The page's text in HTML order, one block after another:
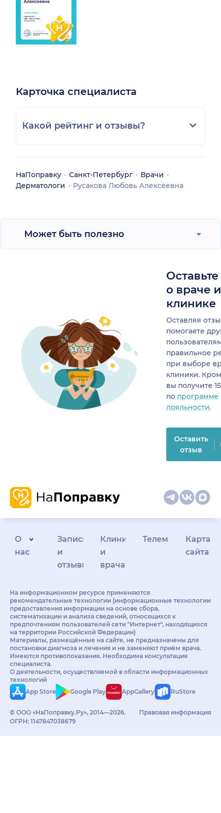
Карточка специалиста
Какой рейтинг и отзывы?
НаПоправку Санкт-Петербург
Врачи
Дерматологи
Русакова Любовь Алексеевна
Может быть полезно
о враче
клинике
Оставляя
помогаете
правильное
при выборе
клиники.
вы получите
по программе
лояльности.
Оставить
отзыв
О
нас
Запись
и
отзывы
Клиникам
и
врачам
Телемедицина
Карта
сайта
На информационном ресурсе применяются
рекомендательные технологии (информационные технологии
предоставления информации на основе сбора,
систематизации и анализа сведений, относящихся к
предпочтениям пользователей сети "Интернет", находящихся
на территории Российской Федерации)
Материалы, размещённые на сайте, не предназначены для
постановки диагноза и лечения и не заменяют приём врача.
Имеются противопоказания. Необходима консультация
специалиста.
О деятельности, осуществляемой в области информационных
технологий
App Store
Google Play AppGallery RuStore
© ООО «НаПоправку.Ру», 2014—2026.
ОГРН: 1147847038679
Правовая информация